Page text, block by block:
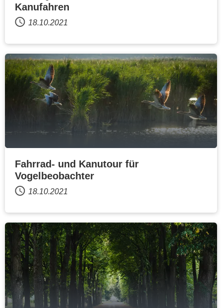
Kanufahren
18.10.2021
Fahrrad- und Kanutour für
Vogelbeobachter
18.10.2021